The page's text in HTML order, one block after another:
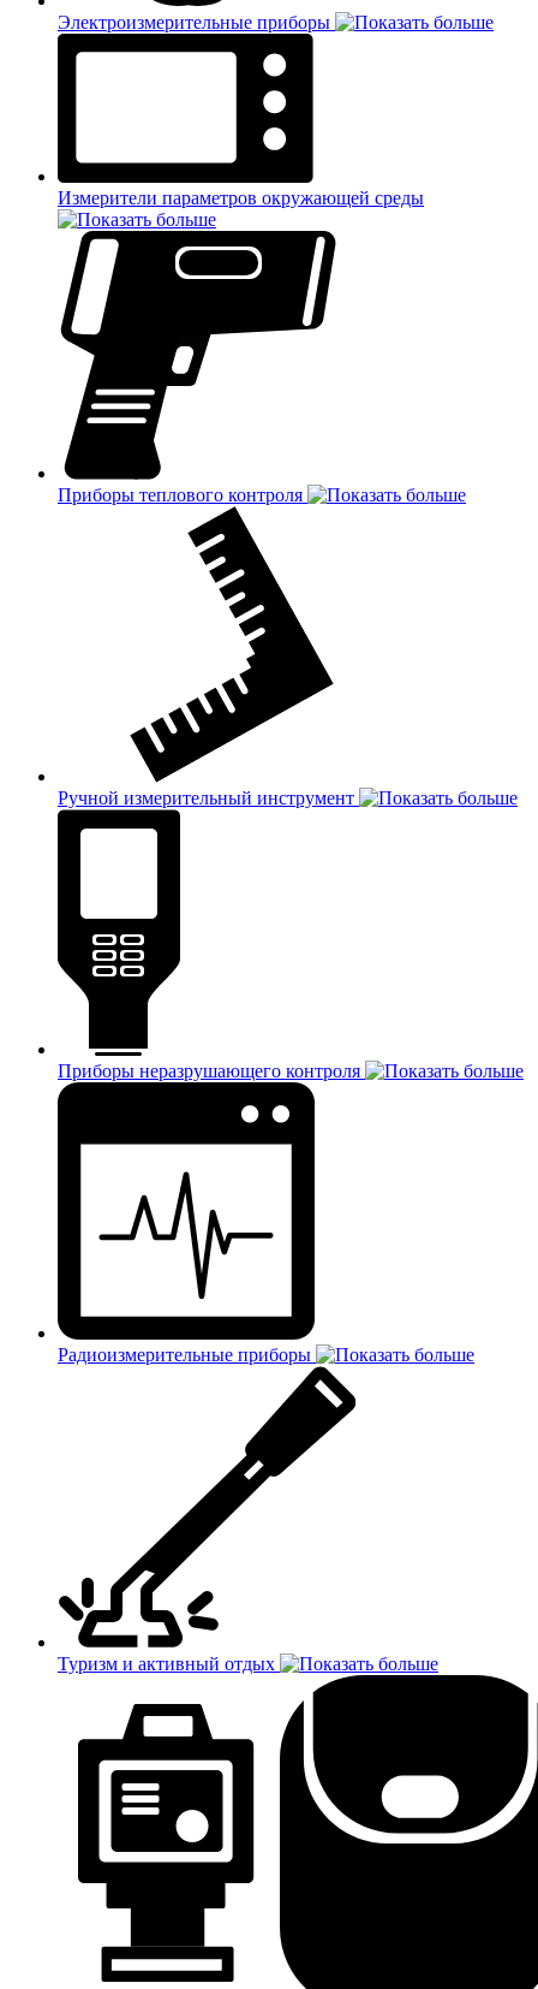
Электроизмерительные приборы
Измерители параметров окружающей среды
Приборы теплового контроля
Ручной измерительный инструмент
Приборы неразрушающего контроля
Радиоизмерительные приборы
Туризм и активный отдых